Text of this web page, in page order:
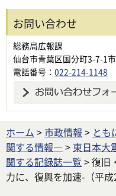
お問い合わせ
総務局広報課
仙台市青葉区国分町3-7-1
電話番号： 022-214-1148
ホーム >市政情報 > と
関する情報― > 東日本大
関する記録誌一覧> 復旧
力に、復興を加速-（平成